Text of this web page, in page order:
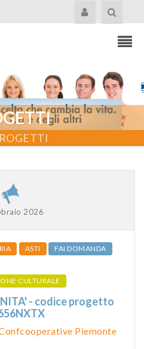
2026
ASTI
FAI DOMANDA
CULTURALE
- codice progetto
Piemonte